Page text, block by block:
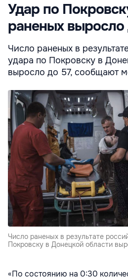
Удар по
раненых выросло
Число раненых в
удара по Покровску в
выросло до 57, сообщают
Число раненых в результате
Покровску в Донецкой области
«По состоянию на 0:30